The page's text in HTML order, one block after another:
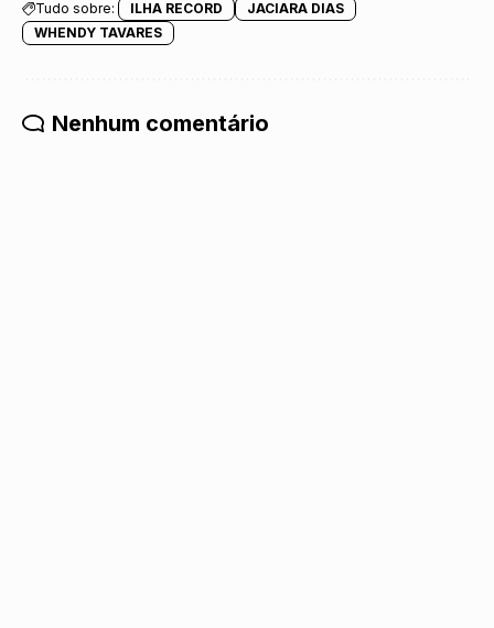
Tudo sobre: ILHA RECORD
JACIARA DIAS
WHENDY TAVARES
Nenhum comentário